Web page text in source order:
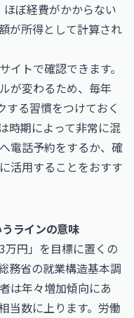
ぼ経費がかからない
が所得として計算され
イトで確認できます。
が変わるため、毎年
する習慣をつけておく
時期によって非常に混
電話予約をするか、確
活用することをおすす
ラインの意味
円」を目標に置くの
務省の就業構造基本調
は年々増加傾向にあ
当数に上ります。労働